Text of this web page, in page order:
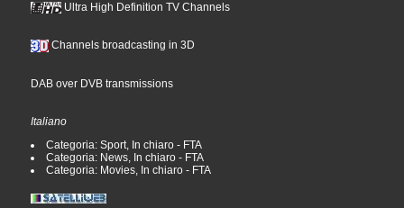
Ultra High Definition TV Channels
Channels broadcasting in 3D
DAB over DVB transmissions
Italiano
Categoria: Sport, In chiaro - FTA
Categoria: News, In chiaro - FTA
Categoria: Movies, In chiaro - FTA